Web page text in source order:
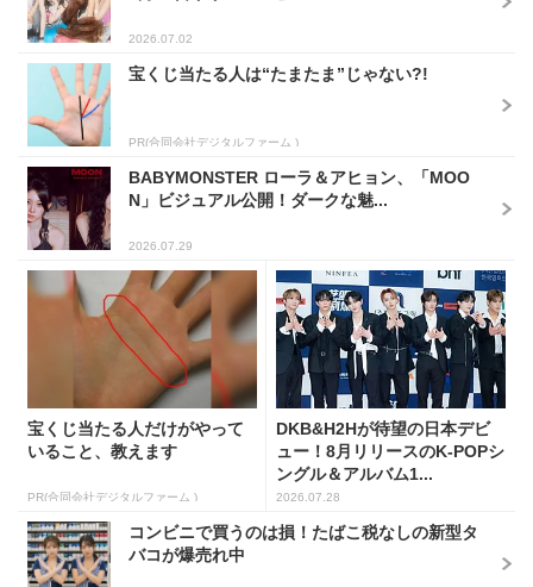
2026.07.02
宝くじ当たる人は“たまたま”じゃない?!
PR(合同会社デジタルファーム )
BABYMONSTER ローラ＆アヒョン、「MOO
N」ビジュアル公開！ダークな魅...
2026.07.29
宝くじ当たる人だけがやって
いること、教えます
PR(合同会社デジタルファーム )
DKB&H2Hが待望の日本デビ
ュー！8月リリースのK-POPシ
ングル＆アルバム1...
2026.07.28
コンビニで買うのは損！たばこ税なしの新型タ
バコが爆売れ中